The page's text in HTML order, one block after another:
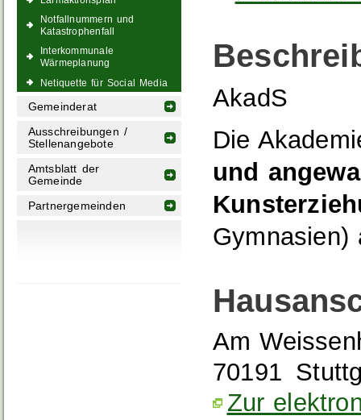
Notfallnummern und
Katastrophenfall
Interkommunale
Wärmeplanung
Netiquette für Social Media
Gemeinderat
Ausschreibungen /
Stellenangebote
Amtsblatt der
Gemeinde
Partnergemeinden
AkadS
Die
und
Gymnasien)
Am
70191
Zur